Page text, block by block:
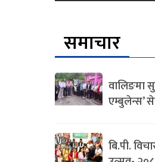
समाचार
वालिङमा
एम्बुलेन्स’
बि.पी.